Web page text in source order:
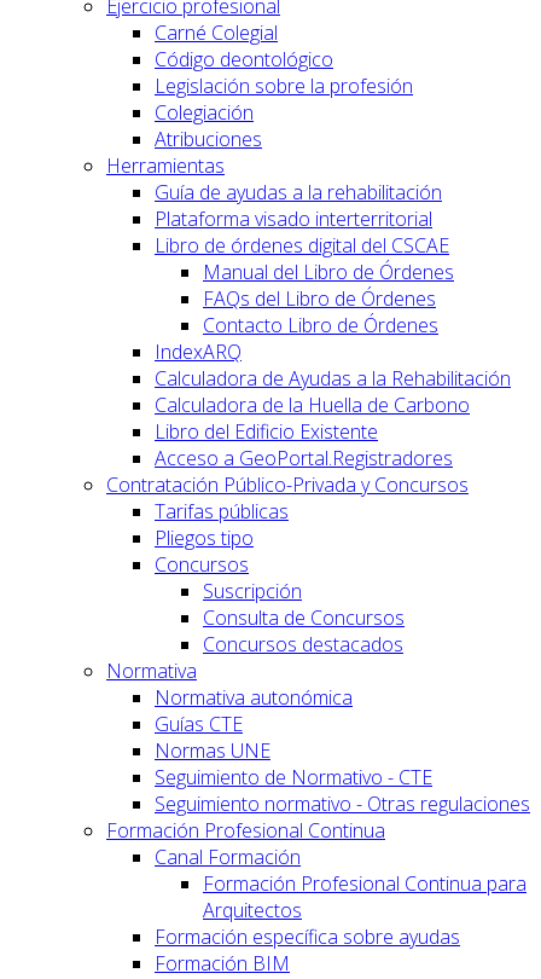
Ejercicio profesional
Carné Colegial
Código deontológico
Legislación sobre la profesión
Colegiación
Atribuciones
Herramientas
Guía de ayudas a la rehabilitación
Plataforma visado interterritorial
Libro de órdenes digital del CSCAE
Manual del Libro de Órdenes
FAQs del Libro de Órdenes
Contacto Libro de Órdenes
IndexARQ
Calculadora de Ayudas a la Rehabilitación
Calculadora de la Huella de Carbono
Libro del Edificio Existente
Acceso a GeoPortal.Registradores
Contratación Público-Privada y Concursos
Tarifas públicas
Pliegos tipo
Concursos
Suscripción
Consulta de Concursos
Concursos destacados
Normativa
Normativa autonómica
Guías CTE
Normas UNE
Seguimiento de Normativo - CTE
Seguimiento normativo - Otras regulaciones
Formación Profesional Continua
Canal Formación
Formación Profesional Continua para
Arquitectos
Formación específica sobre ayudas
Formación BIM